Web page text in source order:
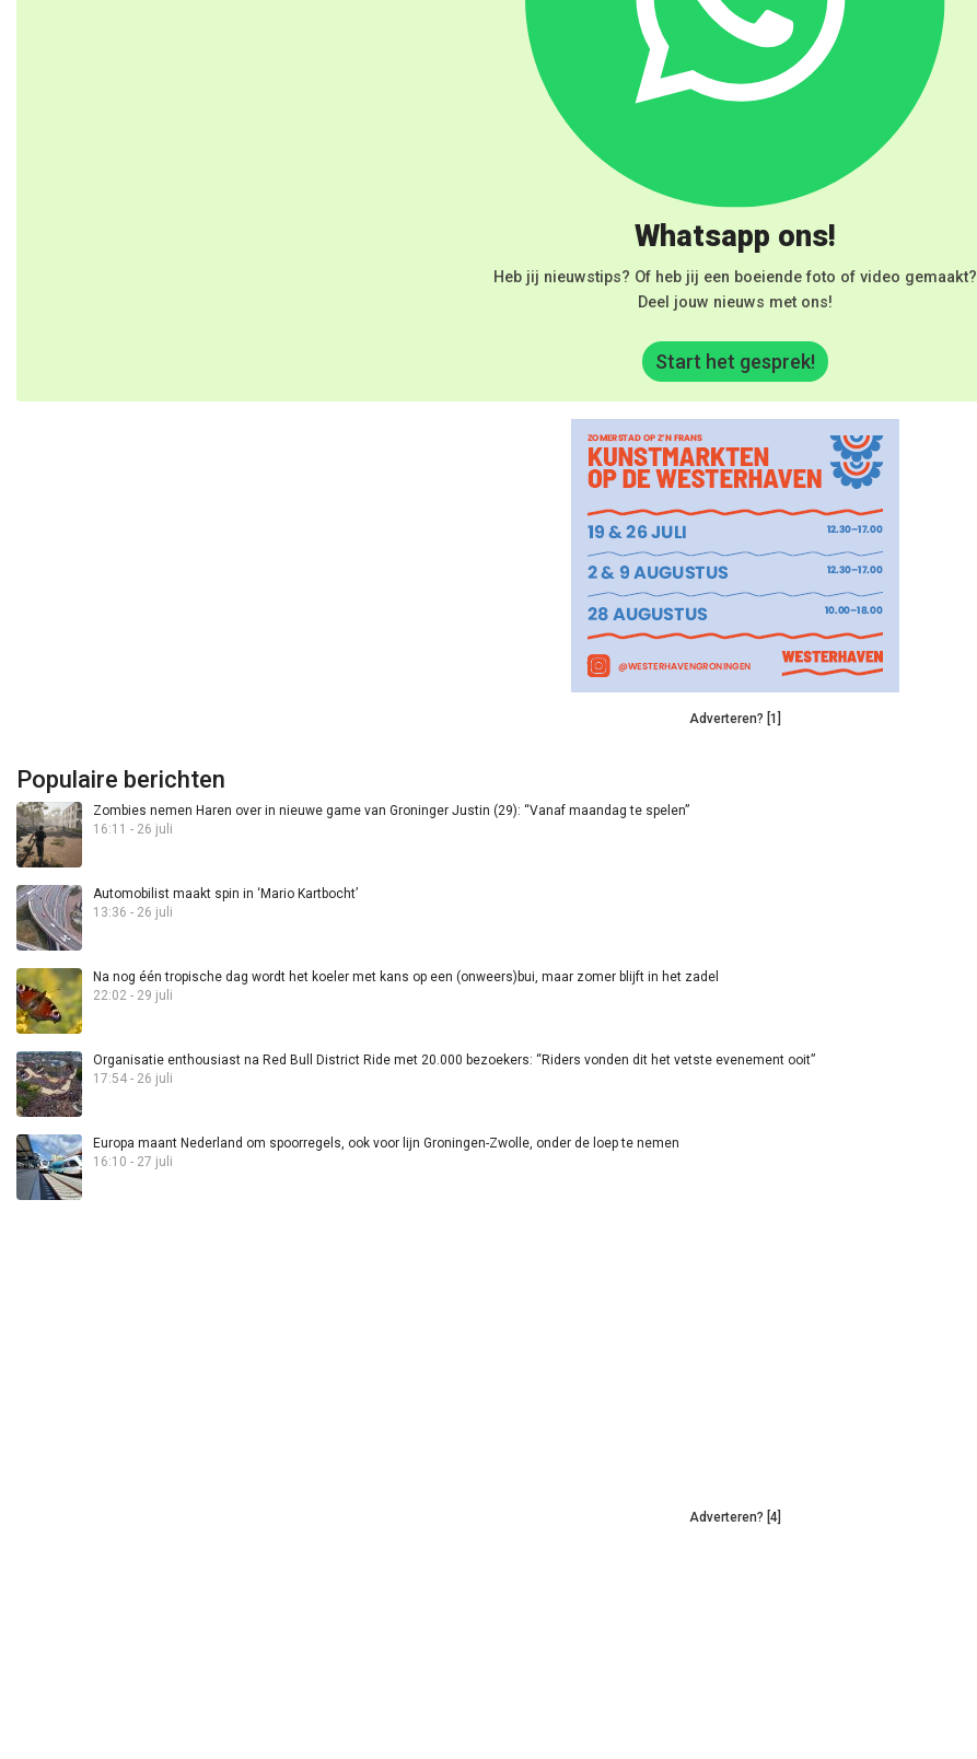
Whatsapp ons!
Heb jij nieuwstips? Of heb jij een boeiende foto of video gemaakt?
Deel jouw nieuws met ons!
Start het gesprek!
Adverteren? [1]
Populaire berichten
Zombies nemen Haren over in nieuwe game van Groninger Justin (29): “Vanaf maandag te spelen”
16:11 - 26 juli
Automobilist maakt spin in ‘Mario Kartbocht’
13:36 - 26 juli
Na nog één tropische dag wordt het koeler met kans op een (onweers)bui, maar zomer blijft in het zadel
22:02 - 29 juli
Organisatie enthousiast na Red Bull District Ride met 20.000 bezoekers: “Riders vonden dit het vetste evenement ooit”
17:54 - 26 juli
Europa maant Nederland om spoorregels, ook voor lijn Groningen-Zwolle, onder de loep te nemen
16:10 - 27 juli
Adverteren? [4]